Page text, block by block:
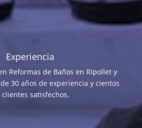
Experiencia
Reformas de Baños en Ripollet y
30 años de experiencia y cientos
clientes satisfechos.